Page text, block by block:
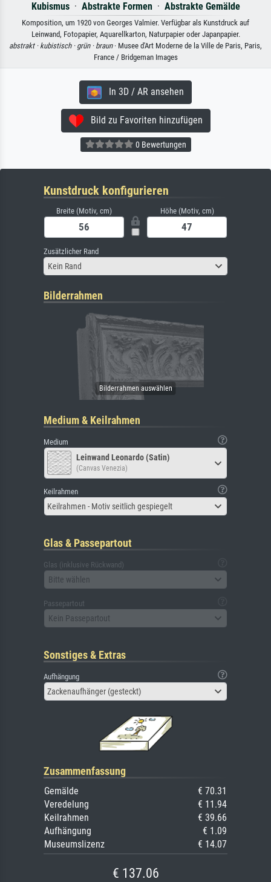
Kubismus· Abstrakte Formen · Abstrakte Gemälde
Komposition, um 1920 von Georges Valmier. Verfügbar als Kunstdruck auf
Leinwand, Fotopapier, Aquarellkarton, Naturpapier oder Japanpapier.
abstrakt · kubistisch · grün · braun· Musee d'Art Moderne de la Ville de Paris, Paris,
France / Bridgeman Images
In 3D / AR ansehen
Bild zu Favoriten hinzufügen
0 Bewertungen
Kunstdruck konfigurieren
Breite (Motiv, cm) Höhe (Motiv, cm)
Zusätzlicher Rand
Kein Rand
Bilderrahmen
Medium & Keilrahmen
Medium
Leinwand Leonardo (Satin)
(Canvas Venezia)
Keilrahmen
Keilrahmen - Motiv seitlich gespiegelt
Glas & Passepartout
Glas (inklusive Rückwand)
Bitte wählen
Passepartout
Kein Passepartout
Sonstiges & Extras
Aufhängung
Zackenaufhänger (gesteckt)
Zusammenfassung
Gemälde
€ 70.31
Veredelung
€ 11.94
Keilrahmen
€ 39.66
Aufhängung
€ 1.09
Museumslizenz
€ 14.07
€ 137.06